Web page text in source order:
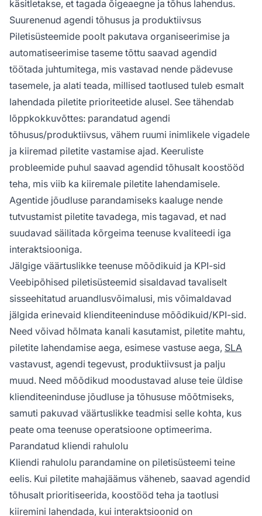
käsitletakse, et tagada õigeaegne ja tõhus lahendus.
Suurenenud agendi tõhusus ja produktiivsus
Piletisüsteemide poolt pakutava organiseerimise ja
automatiseerimise taseme tõttu saavad agendid
töötada juhtumitega, mis vastavad nende pädevuse
tasemele, ja alati teada, millised taotlused tuleb esmalt
lahendada piletite prioriteetide alusel. See tähendab
lõppkokkuvõttes: parandatud agendi
tõhusus/produktiivsus, vähem ruumi inimlikele vigadele
ja kiiremad piletite vastamise ajad. Keeruliste
probleemide puhul saavad agendid tõhusalt koostööd
teha, mis viib ka kiiremale piletite lahendamisele.
Agentide jõudluse parandamiseks kaaluge nende
tutvustamist piletite tavadega, mis tagavad, et nad
suudavad säilitada kõrgeima teenuse kvaliteedi iga
interaktsiooniga.
Jälgige väärtuslikke teenuse mõõdikuid ja KPI-sid
Veebipõhised piletisüsteemid sisaldavad tavaliselt
sisseehitatud aruandlusvõimalusi, mis võimaldavad
jälgida erinevaid klienditeeninduse mõõdikuid/KPI-sid.
Need võivad hõlmata kanali kasutamist, piletite mahtu,
piletite lahendamise aega, esimese vastuse aega, SLA
vastavust, agendi tegevust, produktiivsust ja palju
muud. Need mõõdikud moodustavad aluse teie üldise
klienditeeninduse jõudluse ja tõhususe mõõtmiseks,
samuti pakuvad väärtuslikke teadmisi selle kohta, kus
peate oma teenuse operatsioone optimeerima.
Parandatud kliendi rahulolu
Kliendi rahulolu parandamine on piletisüsteemi teine
eelis. Kui piletite mahajäämus väheneb, saavad agendid
tõhusalt prioritiseerida, koostööd teha ja taotlusi
kiiremini lahendada, kui interaktsioonid on